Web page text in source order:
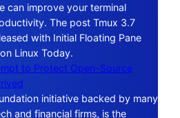
can improve your terminal
The post Tmux 3.7
with Initial Floating Pane
Linux Today.
to Protect Open-Source
initiative backed by many
and financial firms, is the